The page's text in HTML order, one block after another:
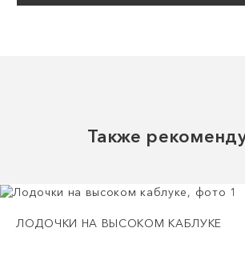
Также
ЛОДОЧКИ НА ВЫСОКОМ КАБЛУКЕ